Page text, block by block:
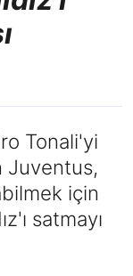
Tonali'yi
Juventus,
için
satmayı